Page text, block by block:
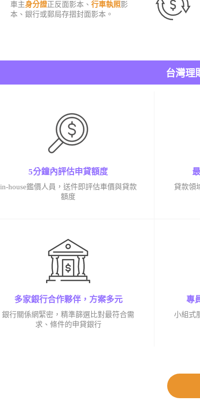
車主身分證正反面影本、 行車執照影
本、銀行或郵局存摺封面影本。
台灣理
5分鐘內評估申貸額度
in-house鑑價人員，送件即評估車價與貸款
額度
貸款領
多家銀行合作夥伴，方案多元
銀行關係網緊密，精準篩選比對最符合需
求、條件的申貸銀行
專
小組式